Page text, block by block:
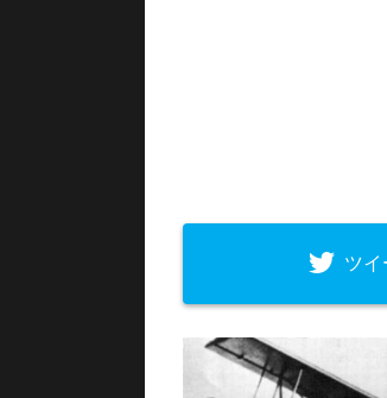
ツイ